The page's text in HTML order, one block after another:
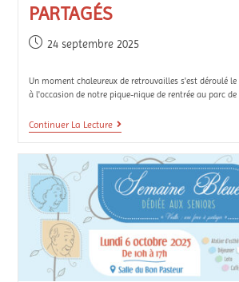
PARTAGÉS
24 septembre 2025
Un moment chaleureux de retrouvailles s'est déroulé
à l'occasion de notre pique-nique de rentrée au parc de
Continuer La Lecture